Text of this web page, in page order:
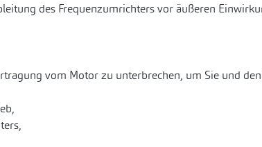
des Frequenzumrichters vor äußeren
vom Motor zu unterbrechen, um Sie und